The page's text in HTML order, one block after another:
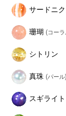
サードニ
珊瑚 (コーラ
シトリン
真珠 (パール)
スギライト